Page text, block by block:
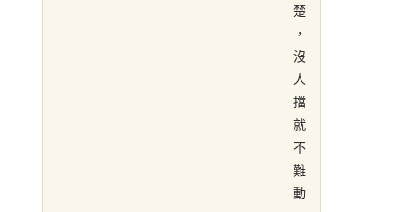
楚
，
沒
人
擋
就
不
難
動